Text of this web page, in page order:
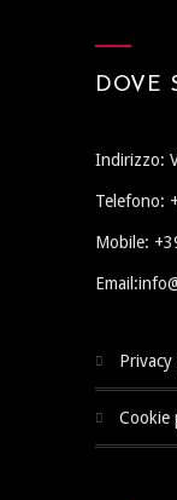
DOVE
Indirizzo:
Telefono:
Mobile: